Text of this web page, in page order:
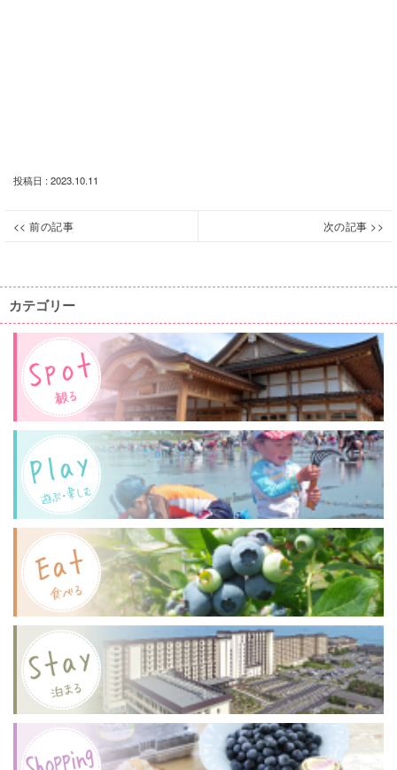
投稿日 : 2023.10.11
投
ビ
ゲ
ン
<< 前の記事
第
１
回
KISARAZU
PARK
BAY
FESTIVAL
開
催
次の記事 >>
Organic
Festival
2023
が
11
月
3
日
（金・
祝）
に
開
催！
カテゴリー